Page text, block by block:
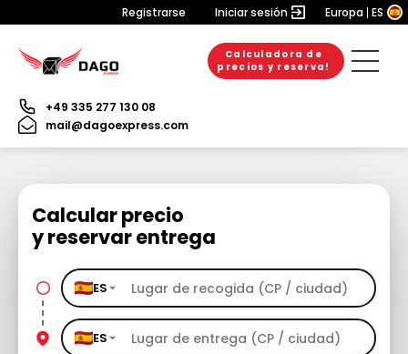
Registrarse Iniciar sesión Europa ES
Calculadora de
precios y reserva!
+49 335 277 130 08
mail@dagoexpress.com
Calcular precio
y reservar entrega
ES
ES